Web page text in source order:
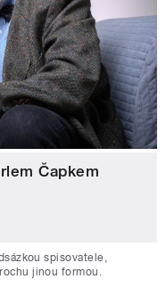
Čapkem
spisovatele,
jinou formou.